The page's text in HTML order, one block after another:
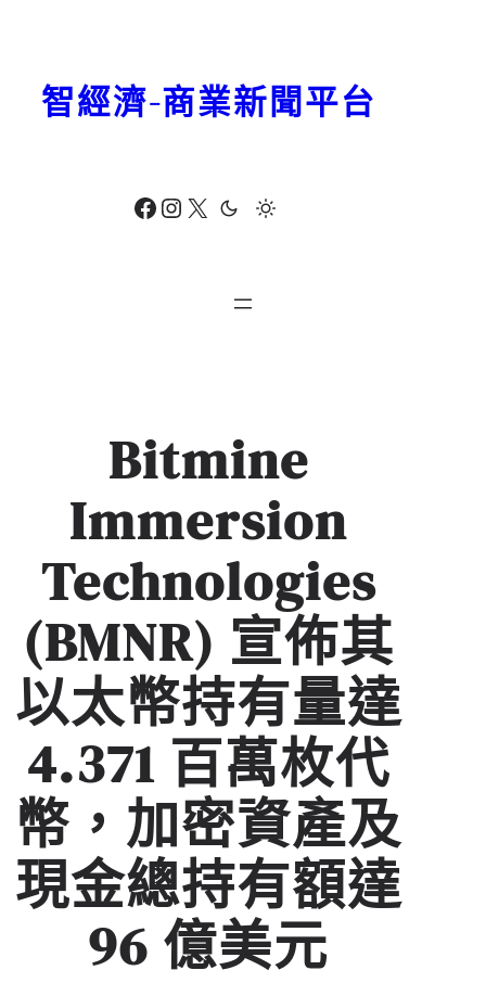
Facebook Instagram X
智經濟-商業新聞平台
Bitmine
Immersion
Technologies
(BMNR) 宣佈其
以太幣持有量達
4.371 百萬枚代
幣，加密資產及
現金總持有額達
96 億美元